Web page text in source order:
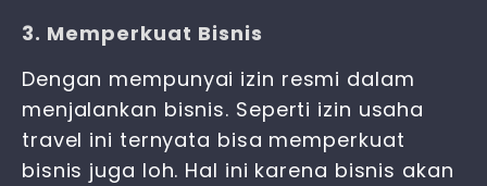
3. Memperkuat Bisnis
Dengan mempunyai izin resmi dalam
menjalankan bisnis. Seperti izin usaha
travel ini ternyata bisa memperkuat
bisnis juga loh. Hal ini karena bisnis akan